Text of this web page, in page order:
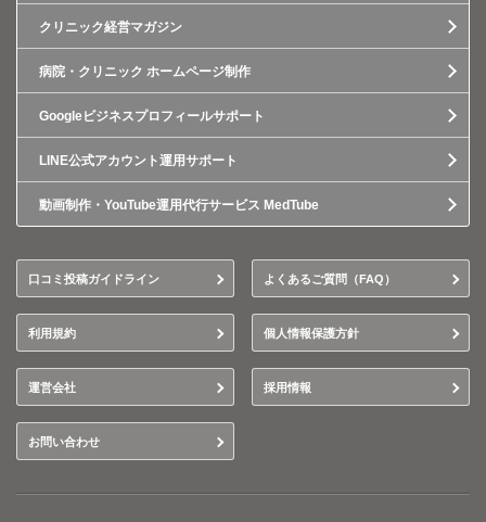
クリニック経営マガジン
病院・クリニック ホームページ制作
Googleビジネスプロフィールサポート
LINE公式アカウント運用サポート
動画制作・YouTube運用代行サービス MedTube
口コミ投稿ガイドライン よくあるご質問（FAQ）
利用規約 個人情報保護方針
運営会社 採用情報
お問い合わせ